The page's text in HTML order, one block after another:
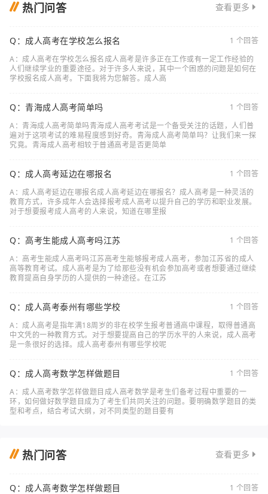
热门问答 查看更多
Q：成人高考在学校怎么报名
1 个回答
A：成人高考在学校怎么报名成人高考是许多正在工作或有一定工作经验的
人们继续学业的重要途径。对于许多人来说，其中一个困惑的问题是如何在
学校报名成人高考。下面我将为您解答。成人高
Q：青海成人高考简单吗
1 个回答
A：青海成人高考简单吗青海成人高考考试是一个备受关注的话题，人们普
遍对于这项考试的难易程度感到好奇。青海成人高考简单吗？让我们来一探
究竟。青海成人高考相较于普通高考是否更简单
Q：成人高考延边在哪报名
1 个回答
A：成人高考延边在哪报名成人高考延边在哪报名？成人高考是一种灵活的
教育方式，许多成年人会选择报考成人高考以提升自己的学历和职业发展。
对于想要报考成人高考的人来说，知道在哪里报
Q：高考生能成人高考吗江苏
1 个回答
A：高考生能成人高考吗江苏高考生能够报考成人高考，参加江苏省的成人
高等教育考试。成人高考是为了给那些没有机会参加高考或者想要通过继续
教育提高自身学历的人提供的一种途径。在江苏
Q：成人高考泰州有哪些学校
1 个回答
A：成人高考是指年满18周岁的非在校学生报考普通高中课程，取得普通高
中文凭的一种教育方式。对于想要提高自己的学历水平的人来说，成人高考
是一条很好的选择。成人高考泰州有哪些学校呢
Q：成人高考数学怎样做题目
1 个回答
A：成人高考数学怎样做题目成人高考数学是考生们备考过程中重要的一
环，如何做好数学题目成为了考生们共同关注的问题。要明确数学题目的类
型和考点，结合考试大纲，对不同类型的题目要有
热门问答 查看更多
Q：成人高考数学怎样做题目
1 个回答